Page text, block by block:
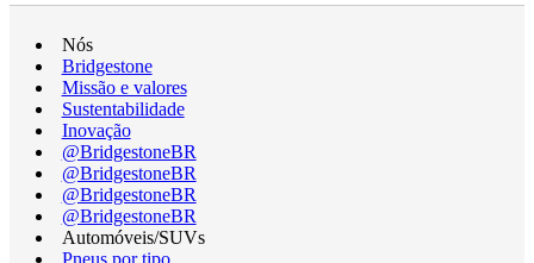
Nós
Bridgestone
Missão e valores
Sustentabilidade
Inovação
@BridgestoneBR
@BridgestoneBR
@BridgestoneBR
@BridgestoneBR
Automóveis/SUVs
Pneus por tipo